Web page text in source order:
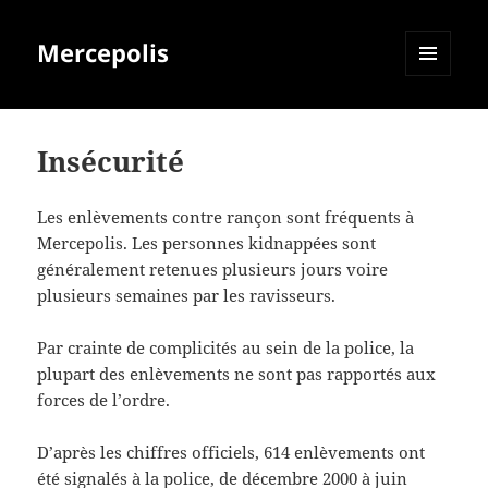
Mercepolis
Insécurité
Les enlèvements contre rançon sont fréquents à
Mercepolis. Les personnes kidnappées sont
généralement retenues plusieurs jours voire
plusieurs semaines par les ravisseurs.
Par crainte de complicités au sein de la police, la
plupart des enlèvements ne sont pas rapportés aux
forces de l’ordre.
D’après les chiffres officiels, 614 enlèvements ont
été signalés à la police, de décembre 2000 à juin